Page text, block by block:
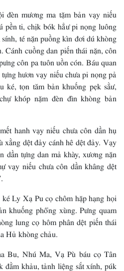
đèn mương ma tặm bản vạy niếu
pền ti, chịk bók hẳư pi nọng luông
té nặn puồng kìn đơi dú khòng
Cánh cuồng dan piến thái nặn, côn
côn pa tuôn uồn cón. Báu quan
hươn vạy niếu chưa pi nọng pả
ké, tọn tăm bản khuống pẹk sằư,
khóp nặm đèn đìn khòng bản
hanh vạy niếu chưa côn dần hụ
dệt đảy cánh hê dệt đảy. Vạy
tựng dan mả khày, xương nặn
vạy niếu chưa côn dần khâng dệt
Ly Xạ Pu cọ chôm hặp hạng họi
khuống phổng xùng. Pưng quam
lung cọ hôm phân dệt piến thái
Hủ khòng chảu.
Bu, Nhú Ma, Vạ Pù báu cọ Tân
đằm khảu, tảnh liệng sắt xính, púk